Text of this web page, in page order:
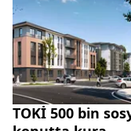
TOKİ 500 bin